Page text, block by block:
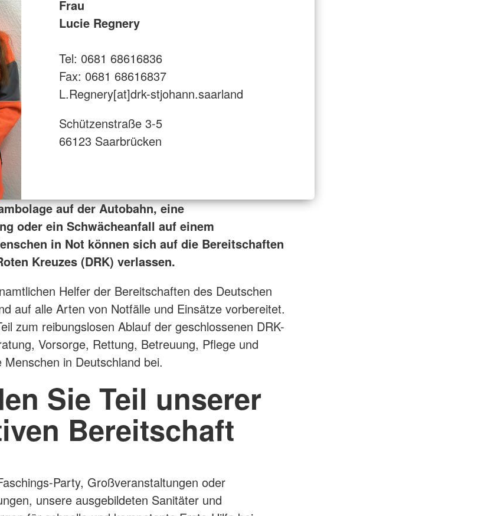
Frau
Lucie Regnery
Tel: 0681 68616836
Fax: 0681 68616837
L.Regnery[at]drk-stjohann.saarland
Schützenstraße 3-5
66123 Saarbrücken
auf der Autobahn, eine
oder ein Schwächeanfall auf einem
in Not können sich auf die Bereitschaften
Kreuzes (DRK) verlassen.
Helfer der Bereitschaften des Deutschen
auf alle Arten von Notfälle und Einsätze vorbereitet.
zum reibungslosen Ablauf der geschlossenen DRK-
Vorsorge, Rettung, Betreuung, Pflege und
in Deutschland bei.
Sie Teil unserer
Bereitschaft
Party, Großveranstaltungen oder
unsere ausgebildeten Sanitäter und